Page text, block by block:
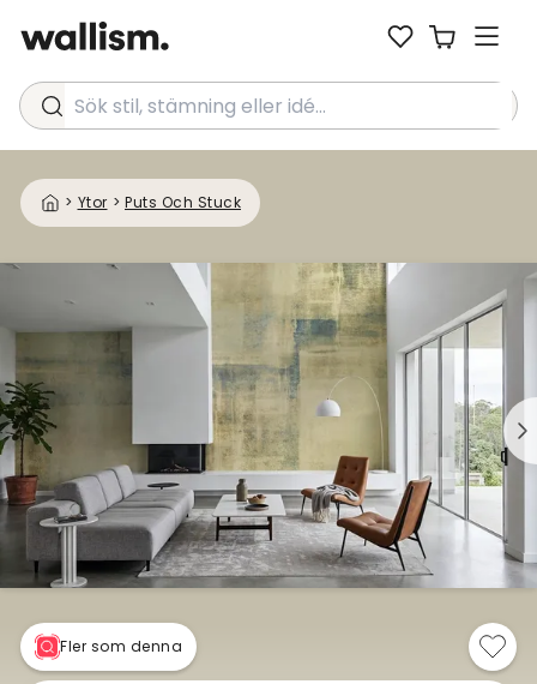
Sök stil, stämning eller idé...
> Ytor > Puts Och Stuck
Fler som denna